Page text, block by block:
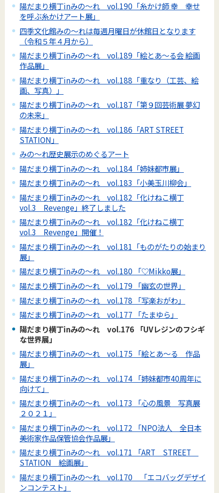
陽だまり横丁inみの～れ vol.190「糸かけ師 幸 幸せ
を呼ぶ糸かけアート展」
四季文化館みの～れは毎週月曜日が休館日となります
（令和５年４月から）
陽だまり横丁inみの～れ vol.189「絵とあ～る会 絵画
作品展」
陽だまり横丁inみの～れ vol.188「重なり（工芸、絵
画、写真）」
陽だまり横丁inみの～れ vol.187「第９回芸術展 夢幻
の未来」
陽だまり横丁inみの～れ vol.186「ART STREET
STATION」
みの～れ歴史展示のめぐるアート
陽だまり横丁inみの～れ vol.184「姉妹都市展」
陽だまり横丁inみの～れ vol.183「小美玉川柳会」
陽だまり横丁inみの～れ vol.182「化けねこ横丁
vol.3 Revenge」終了しました
陽だまり横丁inみの～れ vol.182「化けねこ横丁
vol.3 Revenge」開催！
陽だまり横丁inみの～れ vol.181「ものがたりの始まり
展」
陽だまり横丁inみの～れ vol.180 「♡Mikko展」
陽だまり横丁inみの～れ vol.179 「幽玄の世界」
陽だまり横丁inみの～れ vol.178 「写楽おがわ」
陽だまり横丁inみの～れ vol.177 「たまゆら」
陽だまり横丁inみの～れ vol.176 「UVレジンのフシギ
な世界展」
陽だまり横丁inみの～れ vol.175 「絵とあ～る 作品
展」
陽だまり横丁inみの～れ vol.174 「姉妹都市40周年に
向けて」
陽だまり横丁inみの～れ vol.173 「心の風景 写真展
２０２１」
陽だまり横丁inみの～れ vol.172 「NPO法人 全日本
美術家作品保管協会作品展」
陽だまり横丁inみの～れ vol.171 「ART STREET
STATION 絵画展」
陽だまり横丁inみの～れ vol.170 「エコバッグデザイ
ンコンテスト」